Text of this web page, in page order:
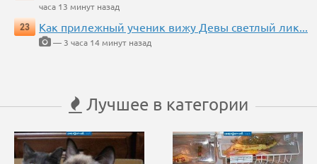
часа 13 минут назад
23
Как прилежный ученик вижу Девы светлый лик...
— 3 часа 14 минут назад
Лучшее в категории